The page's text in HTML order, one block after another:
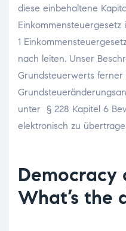
diese einbehaltene
1
nach leiten. Unser
Grundsteuerwerts ferner
unter § 228 Kapitel 6
elektronisch zu
Democracy
What’s the